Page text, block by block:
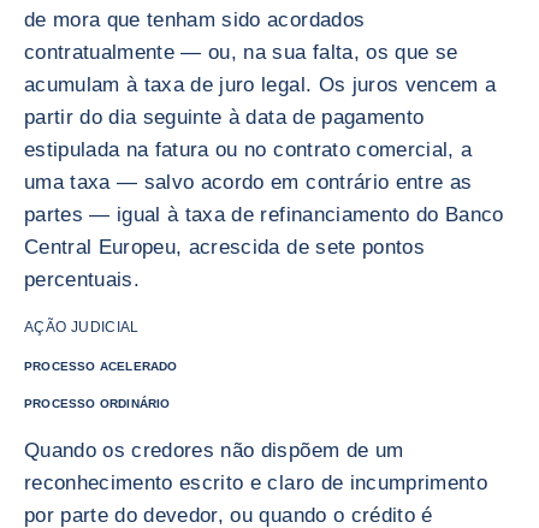
de mora que tenham sido acordados
contratualmente — ou, na sua falta, os que se
acumulam à taxa de juro legal. Os juros vencem a
partir do dia seguinte à data de pagamento
estipulada na fatura ou no contrato comercial, a
uma taxa — salvo acordo em contrário entre as
partes — igual à taxa de refinanciamento do Banco
Central Europeu, acrescida de sete pontos
percentuais.
AÇÃO JUDICIAL
PROCESSO ACELERADO
PROCESSO ORDINÁRIO
Quando os credores não dispõem de um
reconhecimento escrito e claro de incumprimento
por parte do devedor, ou quando o crédito é